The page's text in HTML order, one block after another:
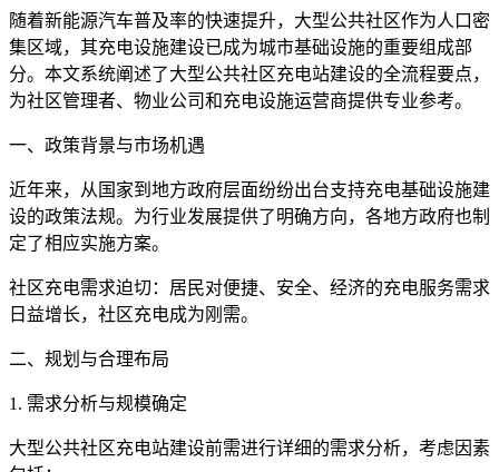
随着新能源汽车普及率的快速提升，大型公共社区作为人口密
集区域，其充电设施建设已成为城市基础设施的重要组成部
分。本文系统阐述了大型公共社区充电站建设的全流程要点，
为社区管理者、物业公司和充电设施运营商提供专业参考。
一、政策背景与市场机遇
近年来，从国家到地方政府层面纷纷出台支持充电基础设施建
设的政策法规。为行业发展提供了明确方向，各地方政府也制
定了相应实施方案。
社区充电需求迫切：居民对便捷、安全、经济的充电服务需求
日益增长，社区充电成为刚需。
二、规划与合理布局
1. 需求分析与规模确定
大型公共社区充电站建设前需进行详细的需求分析，考虑因素